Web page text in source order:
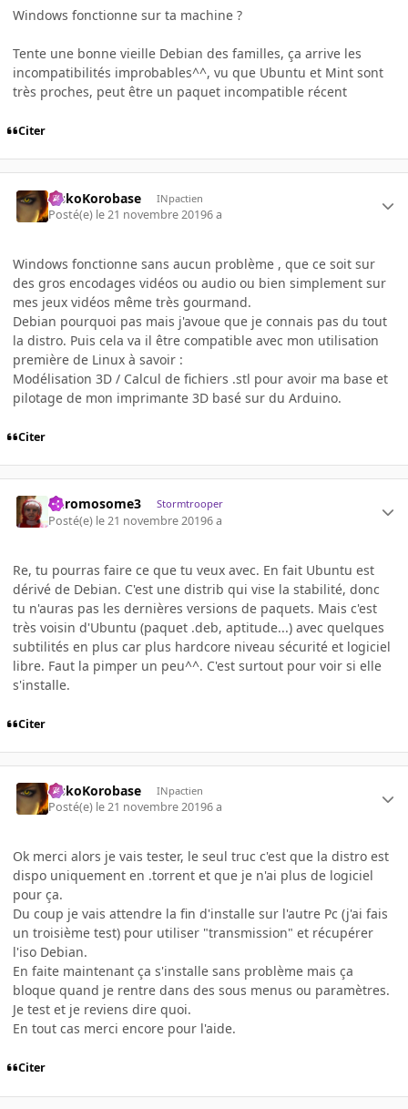
Windows fonctionne sur ta machine ?
Tente une bonne vieille Debian des familles, ça arrive les
incompatibilités improbables^^, vu que Ubuntu et Mint sont
très proches, peut être un paquet incompatible récent
Citer
SiskoKorobase INpactien
Posté(e) le 21 novembre 20196 a
Windows fonctionne sans aucun problème , que ce soit sur
des gros encodages vidéos ou audio ou bien simplement sur
mes jeux vidéos même très gourmand.
Debian pourquoi pas mais j'avoue que je connais pas du tout
la distro. Puis cela va il être compatible avec mon utilisation
première de Linux à savoir :
Modélisation 3D / Calcul de fichiers .stl pour avoir ma base et
pilotage de mon imprimante 3D basé sur du Arduino.
Citer
Chromosome3 Stormtrooper
Posté(e) le 21 novembre 20196 a
Re, tu pourras faire ce que tu veux avec. En fait Ubuntu est
dérivé de Debian. C'est une distrib qui vise la stabilité, donc
tu n'auras pas les dernières versions de paquets. Mais c'est
très voisin d'Ubuntu (paquet .deb, aptitude...) avec quelques
subtilités en plus car plus hardcore niveau sécurité et logiciel
libre. Faut la pimper un peu^^. C'est surtout pour voir si elle
s'installe.
Citer
SiskoKorobase INpactien
Posté(e) le 21 novembre 20196 a
Ok merci alors je vais tester, le seul truc c'est que la distro est
dispo uniquement en .torrent et que je n'ai plus de logiciel
pour ça.
Du coup je vais attendre la fin d'installe sur l'autre Pc (j'ai fais
un troisième test) pour utiliser "transmission" et récupérer
l'iso Debian.
En faite maintenant ça s'installe sans problème mais ça
bloque quand je rentre dans des sous menus ou paramètres.
Je test et je reviens dire quoi.
En tout cas merci encore pour l'aide.
Citer